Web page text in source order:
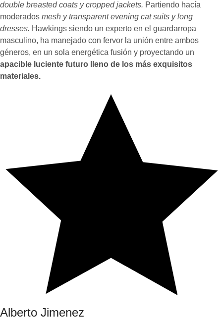
double breasted coats y cropped jackets. Partiendo hacía
moderados mesh y transparent evening cat suits y long
dresses. Hawkings siendo un experto en el guardarropa
masculino, ha manejado con fervor la unión entre ambos
géneros, en un sola energética fusión y proyectando un
apacible luciente futuro lleno de los más exquisitos
materiales.
Alberto Jimenez